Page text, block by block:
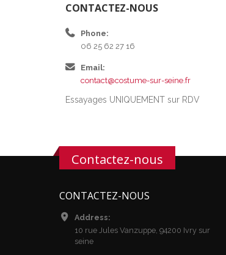
CONTACTEZ-NOUS
Phone:
06 25 62 27 16
Email:
contact@costume-sur-seine.fr
Essayages UNIQUEMENT sur RDV
Contactez-nous
CONTACTEZ-NOUS
Address:
10 rue Jules Vanzuppe, 94200 Ivry sur
seine